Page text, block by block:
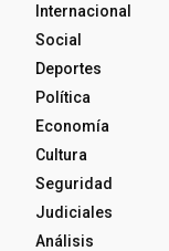
Internacional
Social
Deportes
Política
Economía
Cultura
Seguridad
Judiciales
Análisis